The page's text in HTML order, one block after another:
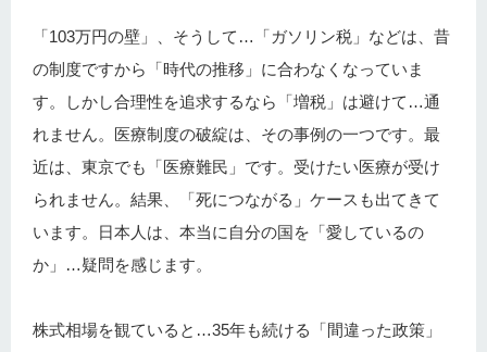
「103万円の壁」、そうして…「ガソリン税」などは、昔
の制度ですから「時代の推移」に合わなくなっていま
す。しかし合理性を追求するなら「増税」は避けて…通
れません。医療制度の破綻は、その事例の一つです。最
近は、東京でも「医療難民」です。受けたい医療が受け
られません。結果、「死につながる」ケースも出てきて
います。日本人は、本当に自分の国を「愛しているの
か」…疑問を感じます。
株式相場を観ていると…35年も続ける「間違った政策」